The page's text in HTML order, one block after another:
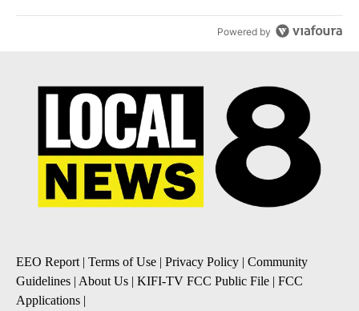
Powered by
EEO Report | Terms of Use | Privacy Policy | Community
Guidelines | About Us | KIFI-TV FCC Public File | FCC
Applications |